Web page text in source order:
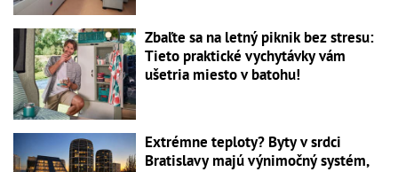
Zbaľte sa na letný piknik bez stresu:
Tieto praktické vychytávky vám
ušetria miesto v batohu!
Extrémne teploty? Byty v srdci
Bratislavy majú výnimočný systém,